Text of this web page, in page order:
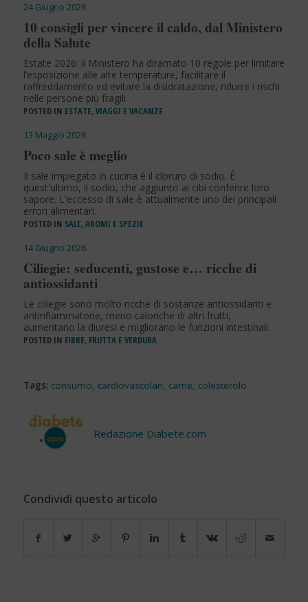
24 Giugno 2026
10 consigli per vincere il caldo, dal Ministero
della Salute
Estate 2026: il Ministero ha diramato 10 regole per limitare
l’esposizione alle alte temperature, facilitare il
raffreddamento ed evitare la disidratazione, ridurre i rischi
nelle persone più fragili.
POSTED IN ESTATE, VIAGGI E VACANZE
13 Maggio 2026
Poco sale è meglio
Il sale impiegato in cucina è il cloruro di sodio. È
quest'ultimo, il sodio, che aggiunto ai cibi conferire loro
sapore. L'eccesso di sale è attualmente uno dei principali
errori alimentari.
POSTED IN SALE, AROMI E SPEZIE
14 Giugno 2026
Ciliegie: seducenti, gustose e… ricche di
antiossidanti
Le ciliegie sono molto ricche di sostanze antiossidanti e
antinfiammatorie, meno caloriche di altri frutti,
aumentano la diuresi e migliorano le funzioni intestinali.
POSTED IN FIBRE, FRUTTA E VERDURA
Tags: consumo, cardiovascolari, carne, colesterolo
Redazione Diabete.com
Condividi questo articolo